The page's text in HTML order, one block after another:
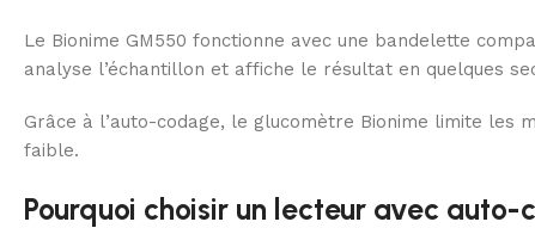
Le Bionime GM550 fonctionne avec une bandelette
analyse l’échantillon et affiche le résultat en quelques
Grâce à l’auto-codage, le glucomètre Bionime limite
faible.
Pourquoi choisir un lecteur avec auto-